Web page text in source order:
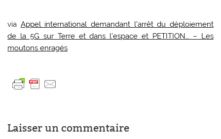
via Appel international demandant l’arrêt du déploiement
de la 5G sur Terre et dans l’espace et PETITION… – Les
moutons enragés
Laisser un commentaire